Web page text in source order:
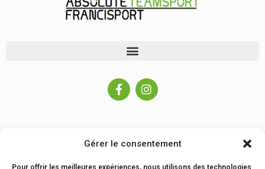
Gérer le consentement
Pour offrir les meilleures expériences, nous utilisons des technologies
© 2026 FRANCISPORT – website : sw-it &tipok